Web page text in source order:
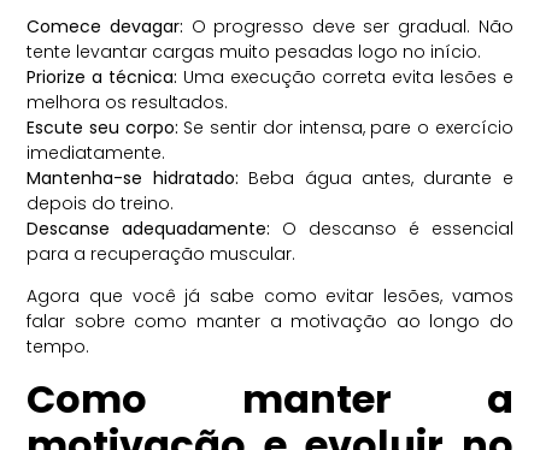
Comece devagar: O progresso deve ser gradual. Não
tente levantar cargas muito pesadas logo no início.
Priorize a técnica: Uma execução correta evita lesões e
melhora os resultados.
Escute seu corpo: Se sentir dor intensa, pare o exercício
imediatamente.
Mantenha-se hidratado: Beba água antes, durante e
depois do treino.
Descanse adequadamente: O descanso é essencial
para a recuperação muscular.
Agora que você já sabe como evitar lesões, vamos
falar sobre como manter a motivação ao longo do
tempo.
Como manter a